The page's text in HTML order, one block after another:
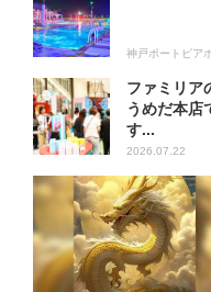
神戸ポートピア
ファミリア
うめだ本
す...
2026.07.22